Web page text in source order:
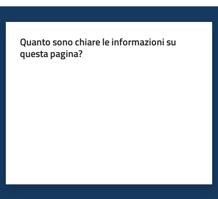
Quanto sono chiare le informazioni su
questa pagina?